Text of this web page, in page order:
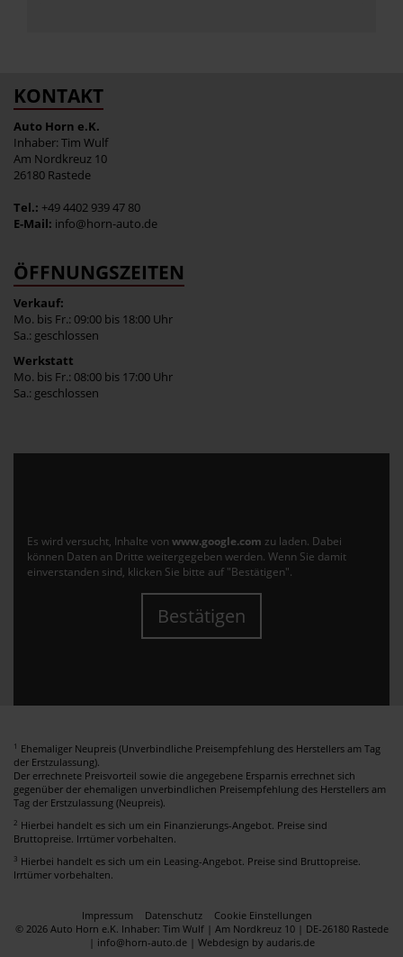
KONTAKT
Auto Horn e.K.
Inhaber: Tim Wulf
Am Nordkreuz 10
26180 Rastede
Tel.: +49 4402 939 47 80
E-Mail: info@horn-auto.de
ÖFFNUNGSZEITEN
Verkauf:
Mo. bis Fr.: 09:00 bis 18:00 Uhr
Sa.: geschlossen
Werkstatt
Mo. bis Fr.: 08:00 bis 17:00 Uhr
Sa.: geschlossen
Es wird versucht, Inhalte von www.google.com zu laden. Dabei
können Daten an Dritte weitergegeben werden. Wenn Sie damit
einverstanden sind, klicken Sie bitte auf "Bestätigen".
Bestätigen
1 Ehemaliger Neupreis (Unverbindliche Preisempfehlung des Herstellers am Tag
der Erstzulassung).
Der errechnete Preisvorteil sowie die angegebene Ersparnis errechnet sich
gegenüber der ehemaligen unverbindlichen Preisempfehlung des Herstellers am
Tag der Erstzulassung (Neupreis).
2 Hierbei handelt es sich um ein Finanzierungs-Angebot. Preise sind
Bruttopreise. Irrtümer vorbehalten.
3 Hierbei handelt es sich um ein Leasing-Angebot. Preise sind Bruttopreise.
Irrtümer vorbehalten.
Impressum Datenschutz
Cookie Einstellungen
© 2026 Auto Horn e.K. Inhaber: Tim Wulf | Am Nordkreuz 10 | DE-26180 Rastede
| info@horn-auto.de | Webdesign by audaris.de